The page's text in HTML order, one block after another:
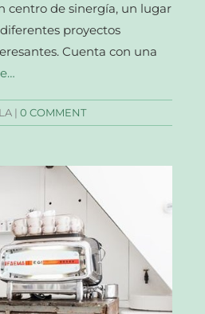
centro de sinergía, un lugar
proyectos
Cuenta con una
|0 COMMENT